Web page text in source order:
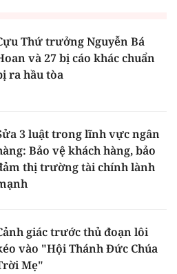
Thứ trưởng Nguyễn Bá
và 27 bị cáo khác chuẩn
ra hầu tòa
3 luật trong lĩnh vực ngân
Bảo vệ khách hàng, bảo
thị trường tài chính lành
giác trước thủ đoạn lôi
vào "Hội Thánh Đức Chúa
Mẹ"